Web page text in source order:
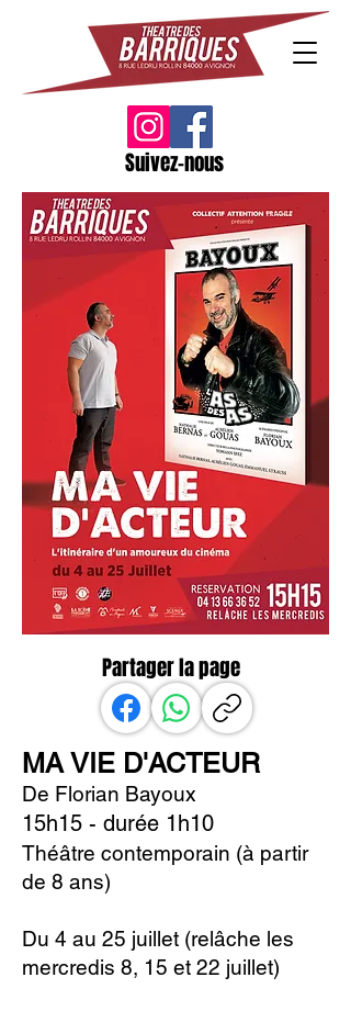
Suivez-nous
Partager la page
MA VIE D'ACTEUR
De Florian Bayoux
15h15 - durée 1h10
Théâtre contemporain (à partir
de 8 ans)
Du 4 au 25 juillet (relâche les
mercredis 8, 15 et 22 juillet)